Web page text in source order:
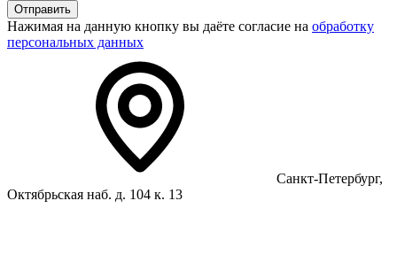
Отправить
Нажимая на данную кнопку вы даёте согласие на обработку
персональных данных
Санкт-Петербург,
Октябрьская наб. д. 104 к. 13